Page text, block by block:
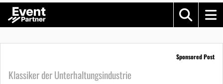
Sponsored Post
Klassiker der Unterhaltungsindustrie